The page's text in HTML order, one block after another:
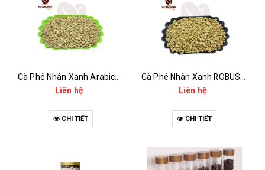
Liên hệ
CHI TIẾT
Liên hệ
CHI TIẾT